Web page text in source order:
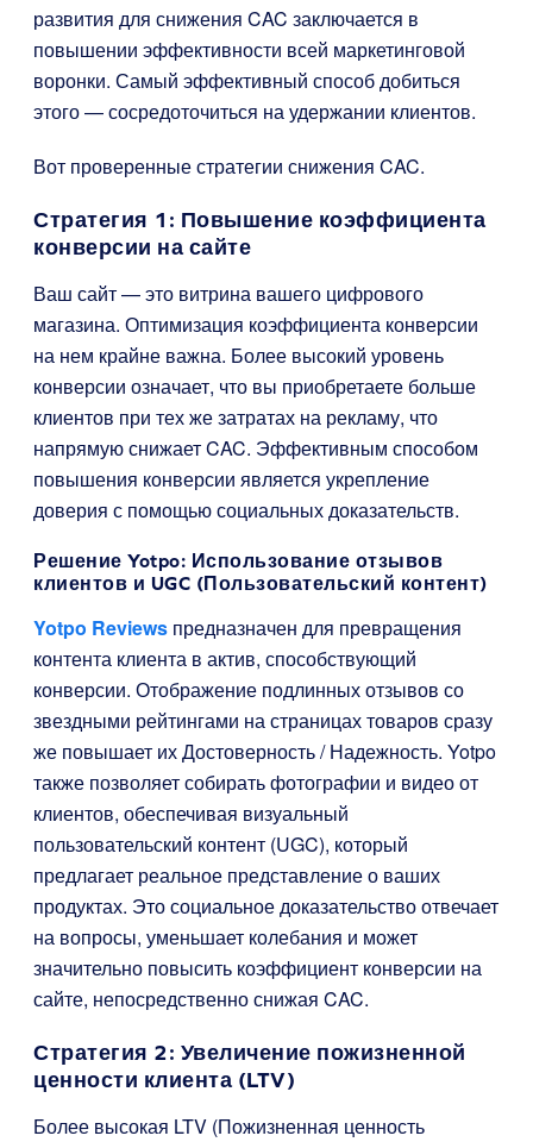
развития для снижения CAC заключается в
повышении эффективности всей маркетинговой
воронки. Самый эффективный способ добиться
этого — сосредоточиться на удержании клиентов.
Вот проверенные стратегии снижения CAC.
Стратегия 1: Повышение коэффициента
конверсии на сайте
Ваш сайт — это витрина вашего цифрового
магазина. Оптимизация коэффициента конверсии
на нем крайне важна. Более высокий уровень
конверсии означает, что вы приобретаете больше
клиентов при тех же затратах на рекламу, что
напрямую снижает CAC. Эффективным способом
повышения конверсии является укрепление
доверия с помощью социальных доказательств.
Решение Yotpo: Использование отзывов
клиентов и UGC (Пользовательский контент)
Yotpo Reviews предназначен для превращения
контента клиента в актив, способствующий
конверсии. Отображение подлинных отзывов со
звездными рейтингами на страницах товаров сразу
же повышает их Достоверность / Надежность. Yotpo
также позволяет собирать фотографии и видео от
клиентов, обеспечивая визуальный
пользовательский контент (UGC), который
предлагает реальное представление о ваших
продуктах. Это социальное доказательство отвечает
на вопросы, уменьшает колебания и может
значительно повысить коэффициент конверсии на
сайте, непосредственно снижая CAC.
Стратегия 2: Увеличение пожизненной
ценности клиента (LTV)
Более высокая LTV (Пожизненная ценность